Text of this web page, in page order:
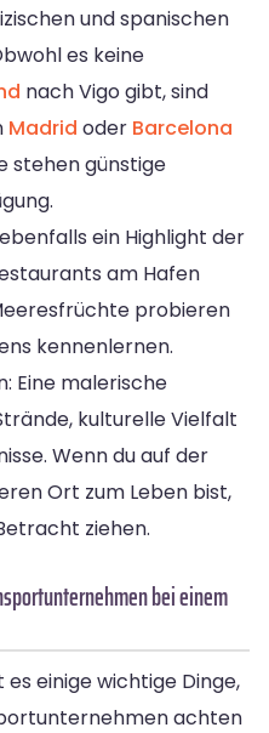
und spanischen
es keine
nach Vigo gibt, sind
Madrid oder Barcelona
stehen günstige
ein Highlight der
am Hafen
probieren
kennenlernen.
Eine malerische
kulturelle Vielfalt
Wenn du auf der
Ort zum Leben bist,
ziehen.
bei einem
einige wichtige Dinge,
achten